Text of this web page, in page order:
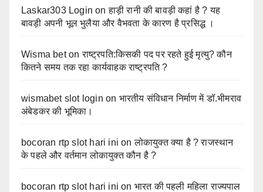
Laskar303 Login onहाड़ी रानी की बावड़ी कहां है ? यह
बावड़ी अपनी भूल भुलैया और वैभवता के कारण है प्रसिद्ध ।
Wisma betonराष्ट्रपति:किसकी पद पर रहते हुई मृत्यु? कौन
कितने समय तक रहा कार्यवाहक राष्ट्रपति ?
wismabet slot login on भारतीय संविधान निर्माण में डॉ.भीमराव
अंबेडकर की भूमिका।
bocoran rtp slot hari ini onलोकायुक्त क्या है ? राजस्थान
के पहले और वर्तमान लोकायुक्त कौन है ?
bocoran rtp slot hari ini on भारत की पहली महिला राज्यपाल